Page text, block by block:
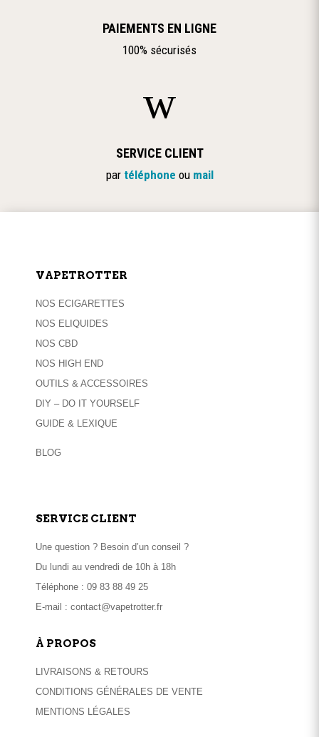
PAIEMENTS EN LIGNE
100% sécurisés
w
SERVICE CLIENT
par téléphone ou mail
VAPETROTTER
NOS ECIGARETTES
NOS ELIQUIDES
NOS CBD
NOS HIGH END
OUTILS & ACCESSOIRES
DIY – DO IT YOURSELF
GUIDE & LEXIQUE
BLOG
SERVICE CLIENT
Une question ? Besoin d’un conseil ?
Du lundi au vendredi de 10h à 18h
Téléphone : 09 83 88 49 25
E-mail : contact@vapetrotter.fr
À PROPOS
LIVRAISONS & RETOURS
CONDITIONS GÉNÉRALES DE VENTE
MENTIONS LÉGALES